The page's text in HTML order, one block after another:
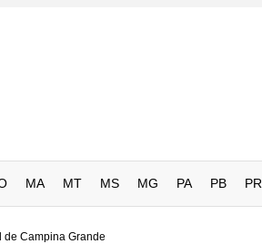
MA MT MS MG PA PB PR
de Campina Grande